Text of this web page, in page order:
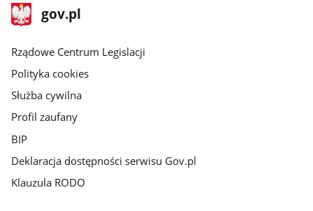
stopka
gov.plStrona
gov.pl
Rządowe Centrum Legislacji
Polityka cookies
Służba cywilna
Profil zaufany
BIP
Deklaracja dostępności serwisu Gov.pl
Klauzula RODO